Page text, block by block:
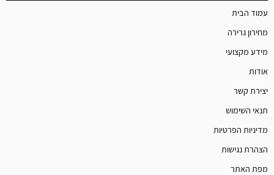
עמוד הבית
מחירון גרירה
מידע מקצועי
אודות
יצירת קשר
תנאי השימוש
מדיניות הפרטיות
הצהרת נגישות
מפת האתר